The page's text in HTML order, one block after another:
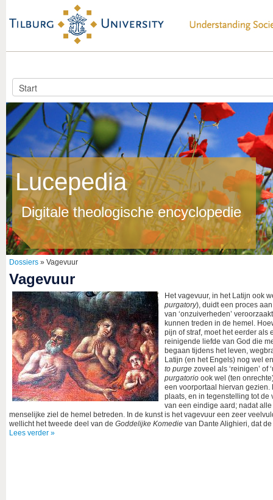
Lucepedia
Digitale theologische encyclopedie
Dossiers » Vagevuur
Vagevuur
Het vagevuur, in het Latijn ook
purgatory), duidt een proces
van ‘onzuiverheden’
kunnen treden in de hemel.
pijn of straf, moet het eerder als
reinigende liefde van God die
begaan tijdens het leven,
Latijn (en het Engels) nog wel
to purge zoveel als ‘reinigen’ of
purgatorio ook wel (ten
een voorportaal hiervan
plaats, en in tegenstelling tot
van een eindige aard; nadat
menselijke ziel de hemel betreden. In de kunst is het vagevuur een zeer
wellicht het tweede deel van de Goddelijke Komedie van Dante Alighieri, dat
Lees verder »